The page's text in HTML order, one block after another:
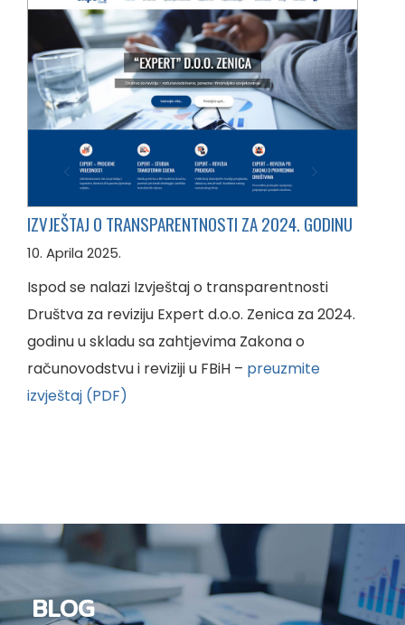
IZVJEŠTAJ O TRANSPARENTNOSTI ZA 2024. GODINU
10. Aprila 2025.
Ispod se nalazi Izvještaj o transparentnosti
Društva za reviziju Expert d.o.o. Zenica za 2024.
godinu u skladu sa zahtjevima Zakona o
računovodstvu i reviziji u FBiH – preuzmite
izvještaj (PDF)
BLOG